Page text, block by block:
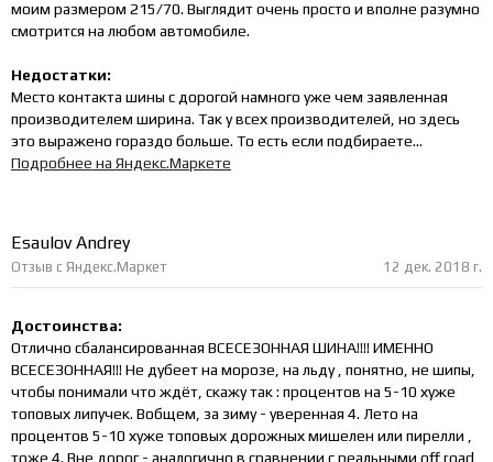
моим размером 215/70. Выглядит очень просто и вполне разумно
смотрится на любом автомобиле.
Недостатки:
Место контакта шины с дорогой намного уже чем заявленная
производителем ширина. Так у всех производителей, но здесь
это выражено гораздо больше. То есть если подбираете...
Подробнее на Яндекс.Маркете
Esaulov Andrey
12 дек. 2018 г.
Отзыв с Яндекс.Маркет
Достоинства:
Отлично сбалансированная ВСЕСЕЗОННАЯ ШИНА!!!! ИМЕННО
ВСЕСЕЗОННАЯ!!! Не дубеет на морозе, на льду , понятно, не шипы,
чтобы понимали что ждёт, скажу так : процентов на 5-10 хуже
топовых липучек. Вобщем, за зиму - уверенная 4. Лето на
процентов 5-10 хуже топовых дорожных мишелен или пирелли ,
тоже 4. Вне дорог - аналогично в сравнении с реальными off road